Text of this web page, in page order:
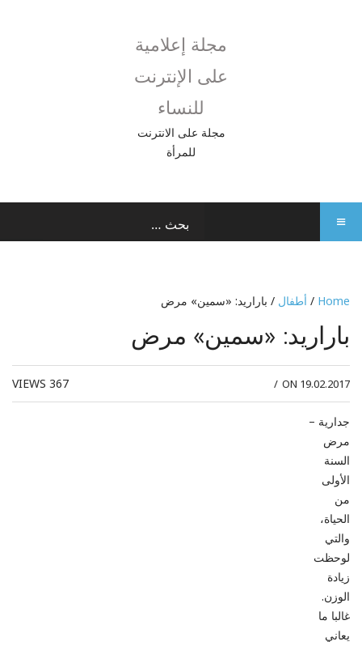
مجلة إعلامية
على الإنترنت
للنساء
مجلة على الانترنت
للمرأة
Home
/ أطفال / باراريد: «سمين» مرض
باراريد: «سمين» مرض
ON 19.02.2017
/
367
VIEWS
جدارية –
مرض
السنة
الأولى
من
الحياة،
والتي
لوحظت
زيادة
الوزن.
غالبا ما
يعاني